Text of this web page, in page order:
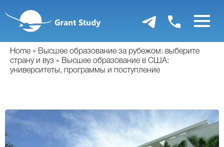
основному
содержанию
Home
Высшее образование за рубежом: выберите
страну и вуз
Высшее образование в США:
университеты, программы и поступление